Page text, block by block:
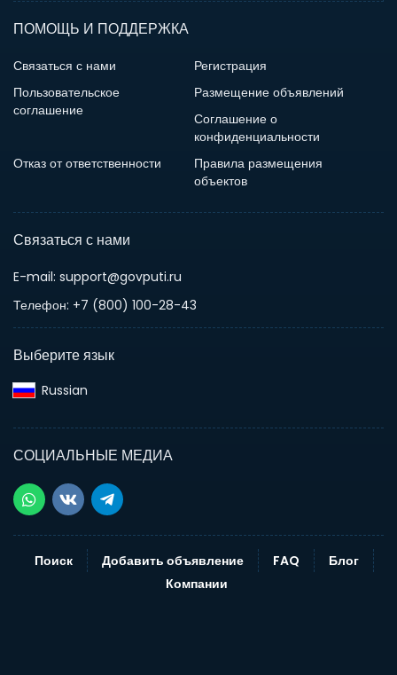
ПОМОЩЬ И ПОДДЕРЖКА
Связаться с нами
Регистрация
Пользовательское
соглашение
Размещение объявлений
Соглашение о
конфиденциальности
Отказ от ответственности
Правила размещения
объектов
Связаться с нами
E-mail: support@govputi.ru
Телефон: +7 (800) 100-28-43
Выберите язык
Russian‎
СОЦИАЛЬНЫЕ МЕДИА
Поиск Добавить объявление FAQ
Блог
Компании